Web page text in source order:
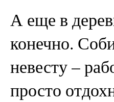
А еще в
конечно.
невесту –
просто